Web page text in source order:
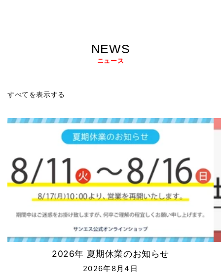
NEWS
ニュース
すべてを表示する
2026年 夏期休業のお知らせ
2026年8月4日